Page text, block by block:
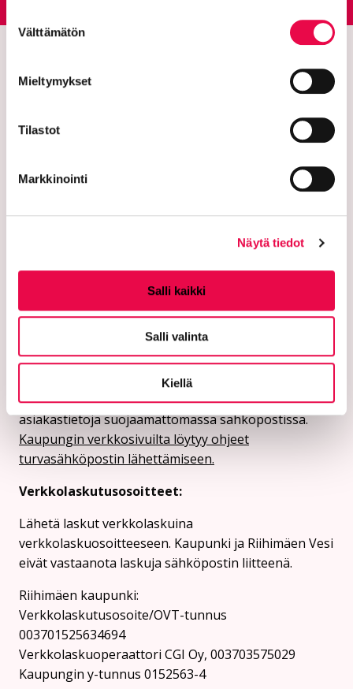
valinta
Välttämätön
Mieltymykset
Tilastot
Markkinointi
Näytä tiedot
Salli kaikki
Salli valinta
Kiellä
Riihimäen kaupunki
PL 125 (Eteläinen Asemakatu 2)
Sähköpostiosoitteet:
etunimi.sukunimi@riihimaki.fi
Turvasähköpostiosoite:
Ethän lähetä henkilötietoja tai arkaluonteisia
asiakastietoja suojaamattomassa sähköpostissa.
Kaupungin verkkosivuilta löytyy ohjeet
turvasähköpostin lähettämiseen.
Verkkolaskutusosoitteet:
Lähetä laskut verkkolaskuina
verkkolaskuosoitteeseen. Kaupunki ja Riihimäen Vesi
eivät vastaanota laskuja sähköpostin liitteenä.
Riihimäen kaupunki:
Verkkolaskutusosoite/OVT-tunnus
003701525634694
Verkkolaskuoperaattori CGI Oy, 003703575029
Kaupungin y-tunnus 0152563-4